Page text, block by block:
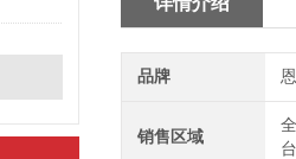
品牌
销售区域